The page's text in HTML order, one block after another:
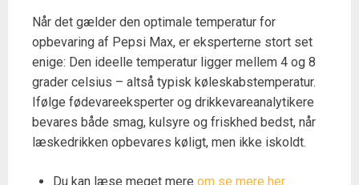
Når det gælder den optimale temperatur for
opbevaring af Pepsi Max, er eksperterne stort set
enige: Den ideelle temperatur ligger mellem 4 og 8
grader celsius – altså typisk køleskabstemperatur.
Ifølge fødevareeksperter og drikkevareanalytikere
bevares både smag, kulsyre og friskhed bedst, når
læskedrikken opbevares køligt, men ikke iskoldt.
Du kan læse meget mere om se mere her